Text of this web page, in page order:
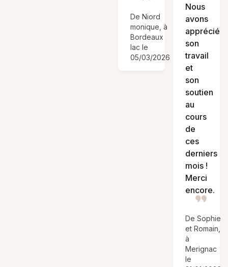
De Niord
monique, à
Bordeaux
lac le
05/03/2026
Nous
avons
apprécié
son
travail
et
son
soutien
au
cours
de
ces
derniers
mois !
Merci
encore.
De Sophie
et Romain,
à
Merignac
le